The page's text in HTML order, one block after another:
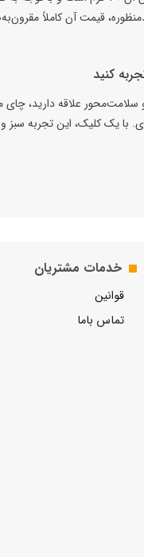
قیمت آن کاملاً
کنید
علاقه دارید، چای
با یک کلیک، این تجربه سبز
خدمات مشتریان
قوانین
تماس باما